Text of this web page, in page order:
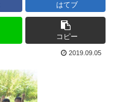
はてブ
コピー
2019.09.05